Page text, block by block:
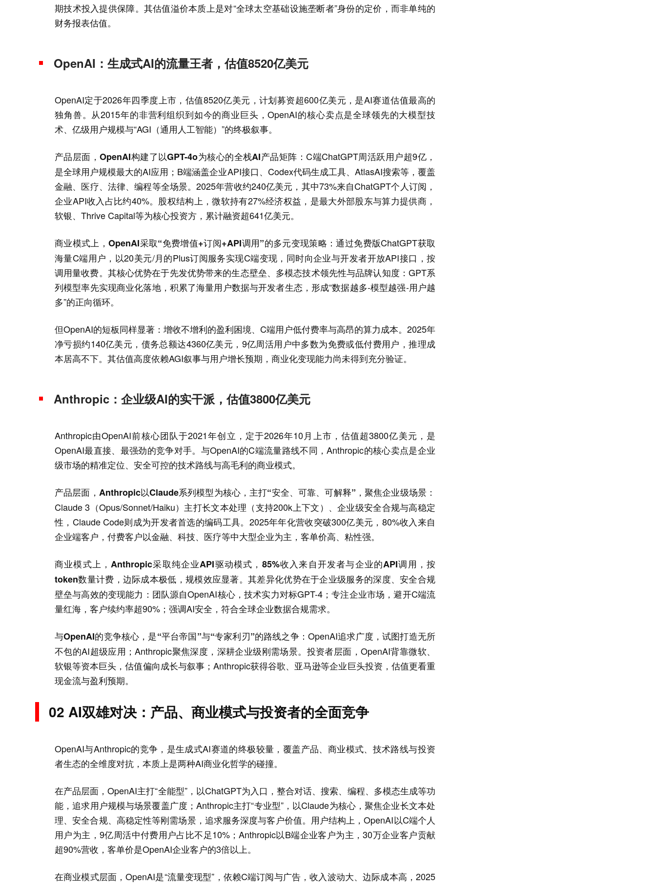
期技术投入提供保障。其估值溢价本质上是对“全球太空基础设施垄断者”身份的定价，而非单纯的
财务报表估值。
OpenAI：生成式AI的流量王者，估值8520亿美元
OpenAI定于2026年四季度上市，估值8520亿美元，计划募资超600亿美元，是AI赛道估值最高的
独角兽。从2015年的非营利组织到如今的商业巨头，OpenAI的核心卖点是全球领先的大模型技
术、亿级用户规模与“AGI（通用人工智能）”的终极叙事。
产品层面，OpenAI构建了以GPT-4o为核心的全栈AI产品矩阵 ：C端ChatGPT周活跃用户超9亿，
是全球用户规模最大的AI应用；B端涵盖企业API接口、Codex代码生成工具、AtlasAI搜索等，覆盖
金融、医疗、法律、编程等全场景。2025年营收约240亿美元，其中73%来自ChatGPT个人订阅，
企业API收入占比约40%。股权结构上，微软持有27%经济权益，是最大外部股东与算力提供商，
软银、Thrive Capital等为核心投资方，累计融资超641亿美元。
商业模式上，OpenAI采取“免费增值+订阅+API调用”的多元变现策略 ：通过免费版ChatGPT获取
海量C端用户，以20美元/月的Plus订阅服务实现C端变现，同时向企业与开发者开放API接口，按
调用量收费。其核心优势在于先发优势带来的生态壁垒、多模态技术领先性与品牌认知度：GPT系
列模型率先实现商业化落地，积累了海量用户数据与开发者生态，形成“数据越多-模型越强-用户越
多”的正向循环。
但OpenAI的短板同样显著：增收不增利的盈利困境、C端用户低付费率与高昂的算力成本。2025年
净亏损约140亿美元，债务总额达4360亿美元，9亿周活用户中多数为免费或低付费用户，推理成
本居高不下。其估值高度依赖AGI叙事与用户增长预期，商业化变现能力尚未得到充分验证。
Anthropic：企业级AI的实干派，估值3800亿美元
Anthropic由OpenAI前核心团队于2021年创立，定于2026年10月上市，估值超3800亿美元，是
OpenAI最直接、最强劲的竞争对手。与OpenAI的C端流量路线不同，Anthropic的核心卖点是企业
级市场的精准定位、安全可控的技术路线与高毛利的商业模式。
产品层面，Anthropic以Claude系列模型为核心，主打“安全、可靠、可解释”，聚焦企业级场景 ：
Claude 3（Opus/Sonnet/Haiku）主打长文本处理（支持200k上下文）、企业级安全合规与高稳定
性，Claude Code则成为开发者首选的编码工具。2025年年化营收突破300亿美元，80%收入来自
企业端客户，付费客户以金融、科技、医疗等中大型企业为主，客单价高、粘性强。
商业模式上，Anthropic采取纯企业API驱动模式，85%收入来自开发者与企业的API调用，按
token数量计费，边际成本极低，规模效应显著。 其差异化优势在于企业级服务的深度、安全合规
壁垒与高效的变现能力：团队源自OpenAI核心，技术实力对标GPT-4；专注企业市场，避开C端流
量红海，客户续约率超90%；强调AI安全，符合全球企业数据合规需求。
与OpenAI的竞争核心，是“平台帝国”与“专家利刃”的路线之争：OpenAI追求广度，试图打造无所
不包的AI超级应用；Anthropic聚焦深度，深耕企业级刚需场景。投资者层面，OpenAI背靠微软、
软银等资本巨头，估值偏向成长与叙事；Anthropic获得谷歌、亚马逊等企业巨头投资，估值更看重
现金流与盈利预期。
02 AI双雄对决：产品、商业模式与投资者的全面竞争
OpenAI与Anthropic的竞争，是生成式AI赛道的终极较量，覆盖产品、商业模式、技术路线与投资
者生态的全维度对抗，本质上是两种AI商业化哲学的碰撞。
在产品层面，OpenAI主打“全能型”，以ChatGPT为入口，整合对话、搜索、编程、多模态生成等功
能，追求用户规模与场景覆盖广度；Anthropic主打“专业型”，以Claude为核心，聚焦企业长文本处
理、安全合规、高稳定性等刚需场景，追求服务深度与客户价值。用户结构上，OpenAI以C端个人
用户为主，9亿周活中付费用户占比不足10%；Anthropic以B端企业客户为主，30万企业客户贡献
超90%营收，客单价是OpenAI企业客户的3倍以上。
在商业模式层面，OpenAI是“流量变现型”，依赖C端订阅与广告，收入波动大、边际成本高，2025